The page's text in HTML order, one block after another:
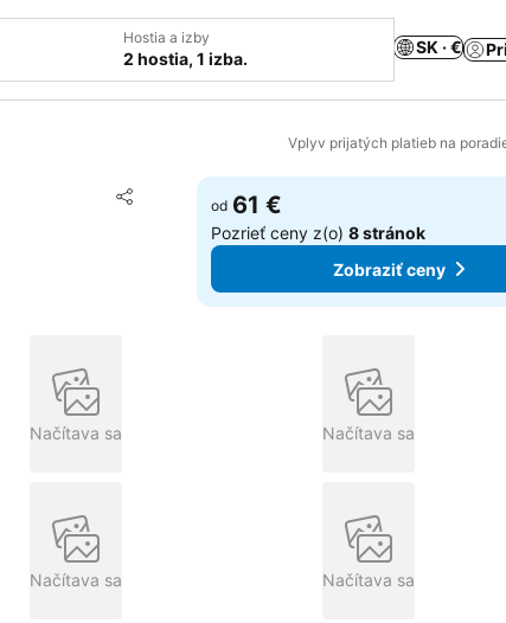
Hostia a izby
2 hostia, 1 izba.
SK · €
Vplyv prijatých platieb na
Zdieľať
Pridať do obľúbených
od 61 €
Pozrieť ceny z(o)8 stránok
Zobraziť ceny
Načítava sa Načítava sa
Načítava sa Načítava sa